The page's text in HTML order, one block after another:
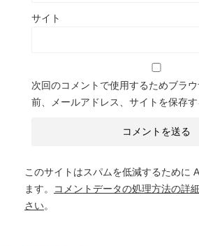
サイト
次回のコメントで使用するためブラ
前、メールアドレス、サイトを保存す
このサイトはスパムを低減するために
ます。
コメントデータの処理方法の詳
さい。